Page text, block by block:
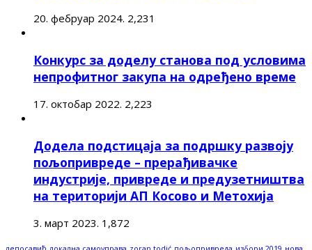
20. фебруар 2024. 2,231
Конкурс за доделу станова под условима
непрофитног закупа на одређено време
17. октобар 2022. 2,223
Додела подстицаја за подршку развоју
пољопривреде – прерађивачке
индустрије, привреде и предузетништва
на територији АП Косово и Метохија
3. март 2023. 1,872